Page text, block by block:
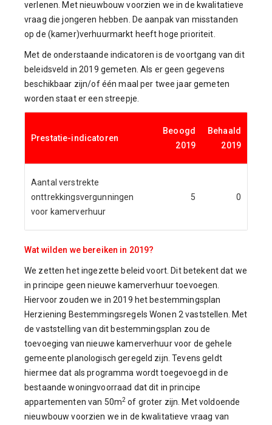
verlenen. Met nieuwbouw voorzien we in de kwalitatieve
vraag die jongeren hebben. De aanpak van misstanden
op de (kamer)verhuurmarkt heeft hoge prioriteit.
Met de onderstaande indicatoren is de voortgang van dit
beleidsveld in 2019 gemeten. Als er geen gegevens
beschikbaar zijn/of één maal per twee jaar gemeten
worden staat er een streepje.
Prestatie-indicatoren
Beoogd
2019
Behaald
2019
Aantal verstrekte
onttrekkingsvergunningen
voor kamerverhuur
5 0
Wat wilden we bereiken in 2019?
We zetten het ingezette beleid voort. Dit betekent dat we
in principe geen nieuwe kamerverhuur toevoegen.
Hiervoor zouden we in 2019 het bestemmingsplan
Herziening Bestemmingsregels Wonen 2 vaststellen. Met
de vaststelling van dit bestemmingsplan zou de
toevoeging van nieuwe kamerverhuur voor de gehele
gemeente planologisch geregeld zijn. Tevens geldt
hiermee dat als programma wordt toegevoegd in de
bestaande woningvoorraad dat dit in principe
appartementen van 50m2 of groter zijn. Met voldoende
nieuwbouw voorzien we in de kwalitatieve vraag van